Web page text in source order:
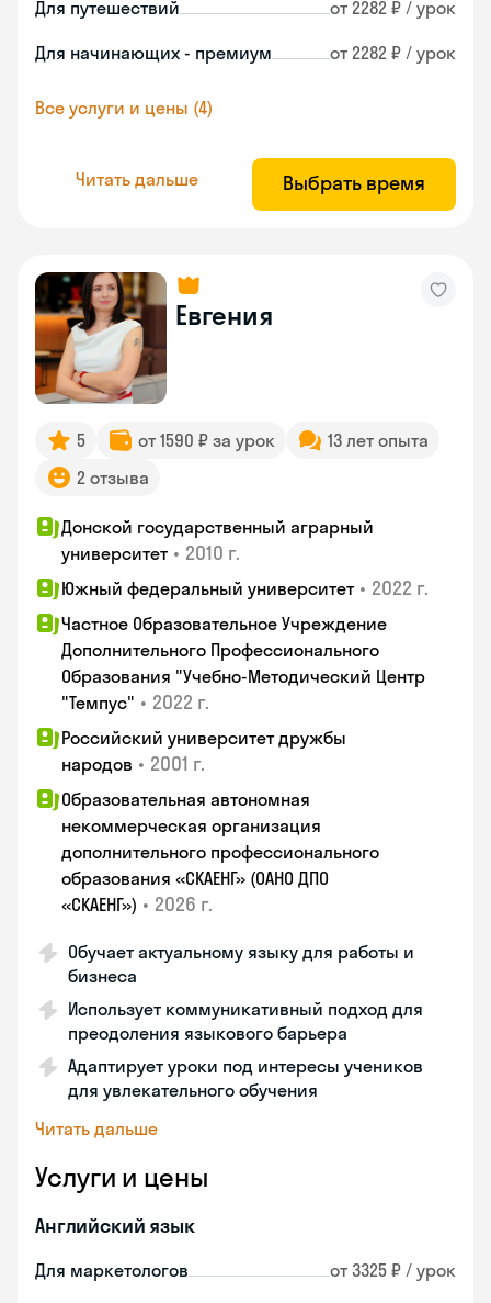
Для путешествий от 2282 ₽ / урок
Для начинающих - премиум от 2282 ₽ / урок
Все услуги и цены (4)
Читать дальше Выбрать время
Евгения
5 от 1590 ₽ за урок
13 лет опыта
2 отзыва
Донской государственный аграрный
университет • 2010 г.
Южный федеральный университет • 2022 г.
Частное Образовательное Учреждение
Дополнительного Профессионального
Образования "Учебно-Методический Центр
"Темпус" • 2022 г.
Российский университет дружбы
народов • 2001 г.
Образовательная автономная
некоммерческая организация
дополнительного профессионального
образования «СКАЕНГ» (ОАНО ДПО
«СКАЕНГ») • 2026 г.
Обучает актуальному языку для работы и
бизнеса
Использует коммуникативный подход для
преодоления языкового барьера
Адаптирует уроки под интересы учеников
для увлекательного обучения
Читать дальше
Услуги и цены
Английский язык
Для маркетологов от 3325 ₽ / урок